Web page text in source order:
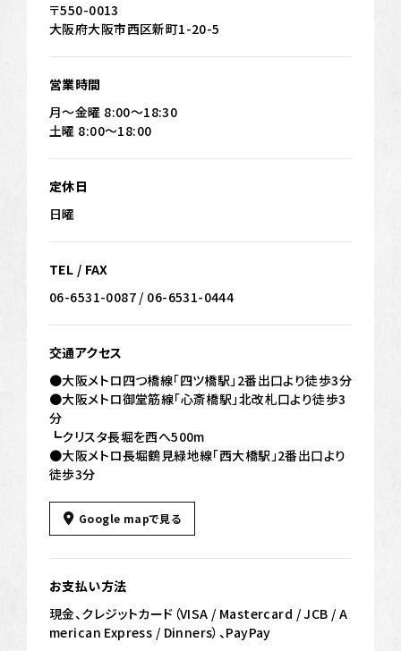
〒550-0013
大阪府大阪市西区新町1-20-5
営業時間
月～金曜 8:00～18:30
土曜 8:00～18:00
定休日
日曜
TEL / FAX
06-6531-0087 / 06-6531-0444
交通アクセス
●大阪メトロ四つ橋線「四ツ橋駅」2番出口より徒歩3分
●大阪メトロ御堂筋線「心斎橋駅」北改札口より徒歩3
分
┗クリスタ長堀を西へ500m
●大阪メトロ長堀鶴見緑地線「西大橋駅」2番出口より
徒歩3分
Google mapで見る
お支払い方法
現金、クレジットカード（VISA / Mastercard / JCB / A
merican Express / Dinners）、PayPay